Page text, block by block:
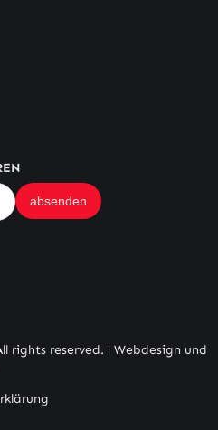
rights reserved. | Webdesign und